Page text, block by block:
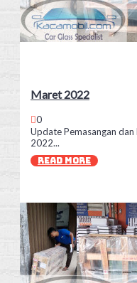
Maret 2022
0
Update Pemasangan
2022...
READ MORE